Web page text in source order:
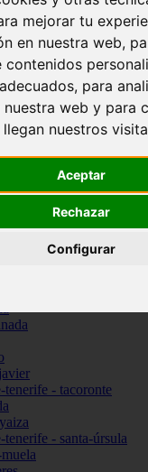
mejorar tu
en nuestra web,
contenidos
para
web y para
nuestros
Aceptar
Rechazar
Configurar
de-alarcón
inca
de-santa-maría
tenerife - tacoronte
tenerife - santa-úrsula